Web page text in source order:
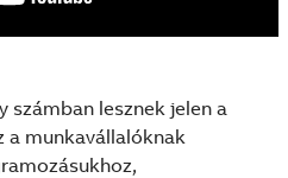
számban lesznek jelen a
a munkavállalóknak